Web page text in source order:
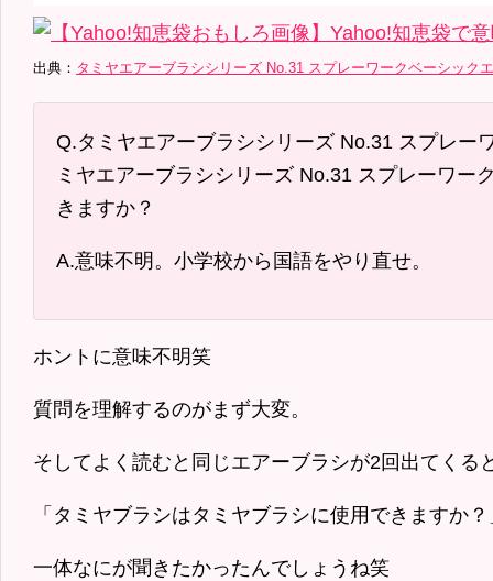
出典： タミヤエアーブラシシリーズ No.31 スプレーワークベーシック
Q.タミヤエアーブラシシリーズ No.31 スプレー
ミヤエアーブラシシリーズ No.31 スプレーワー
きますか？
A.意味不明。小学校から国語をやり直せ。
ホントに意味不明笑
質問を理解するのがまず大変。
そしてよく読むと同じエアーブラシが2回出てくる
「タミヤブラシはタミヤブラシに使用できますか
一体なにが聞きたかったんでしょうね笑